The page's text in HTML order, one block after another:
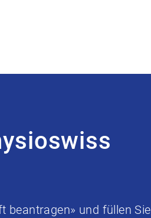
beantragen» und füllen Sie